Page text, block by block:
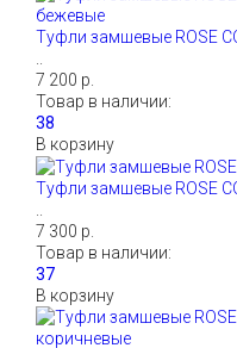
Туфли замшевые ROSE
7 200 р.
Товар в наличии:
В корзину
Туфли замшевые ROSE
7 300 р.
Товар в наличии:
В корзину